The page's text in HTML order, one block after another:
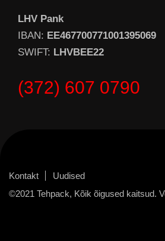
LHV Pank
IBAN: EE467700771001395069
SWIFT: LHVBEE22
(372) 607 0790
Kontakt
Uudised
©2021 Tehpack, Kõik õigused kaitsud.